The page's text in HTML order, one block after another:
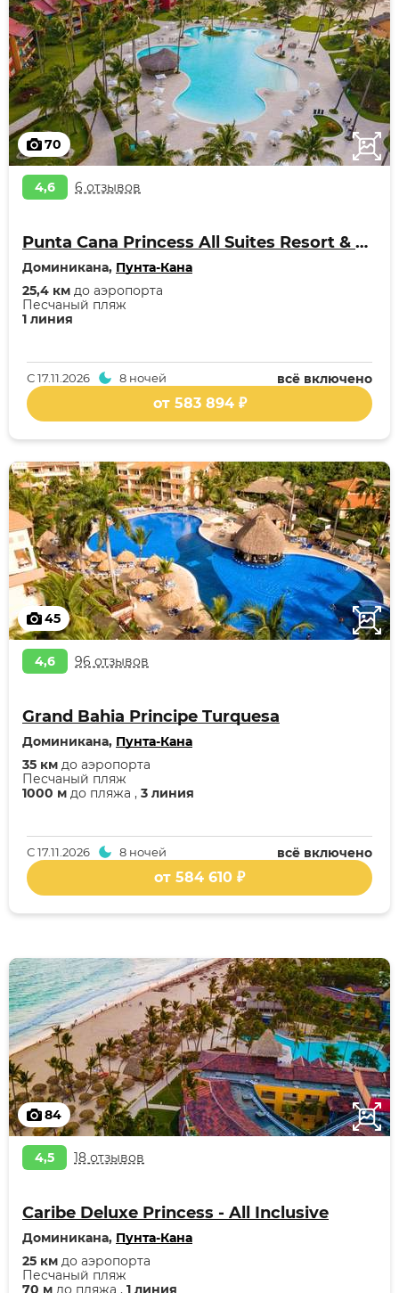
70
4,6 6 отзывов
Punta Cana Princess All Suites Resort & Spa - Adults Only Hotel
Доминикана, Пунта-Кана
1 линия
Песчаный пляж
25,4 км до аэропорта
всё включено
С17.11.2026 8 ночей
от 583 894 ₽
45
4,6 96 отзывов
Grand Bahia Principe Turquesa
Доминикана, Пунта-Кана
1000 м до пляжа , 3 линия
Песчаный пляж
35 км до аэропорта
всё включено
С17.11.2026 8 ночей
от 584 610 ₽
84
4,5 18 отзывов
Caribe Deluxe Princess - All Inclusive
Доминикана, Пунта-Кана
70 м до пляжа , 1 линия
Песчаный пляж
25 км до аэропорта